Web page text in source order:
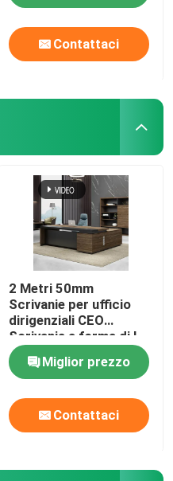
Contattaci
2 Metri 50mm
Scrivanie per ufficio
dirigenziali CEO
Scrivania a forma di L
con armadietto laterale
Miglior prezzo
Contattaci